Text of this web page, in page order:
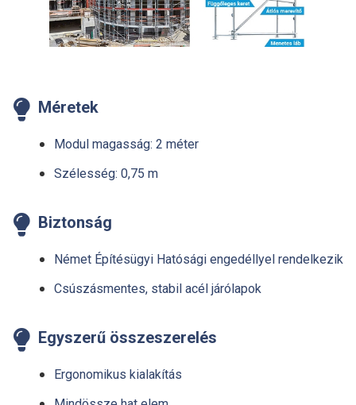
 Méretek
Modul magasság: 2 méter
Szélesség: 0,75 m
 Biztonság
Német Építésügyi Hatósági engedéllyel rendelkezik
Csúszásmentes, stabil acél járólapok
 Egyszerű összeszerelés
Ergonomikus kialakítás